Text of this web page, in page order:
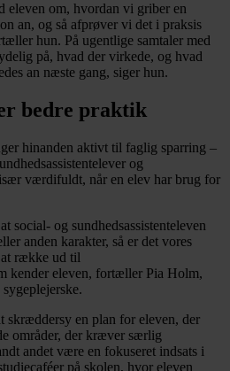
eleven om, hvordan vi griber en
an, og så afprøver vi det i praksis
hun. På ugentlige samtaler med
på, hvad der virkede, og hvad
an næste gang, siger hun.
bedre praktik
hinanden aktivt til faglig sparring –
og
værdifuldt, når en elev har brug for
social- og sundhedsassistenteleven
anden karakter, så er det vores
at række ud til
kender eleven, fortæller Pia Holm,
skræddersy en plan for eleven, der
områder, der kræver særlig
andet være en fokuseret indsats i
på skolen, hvor eleven